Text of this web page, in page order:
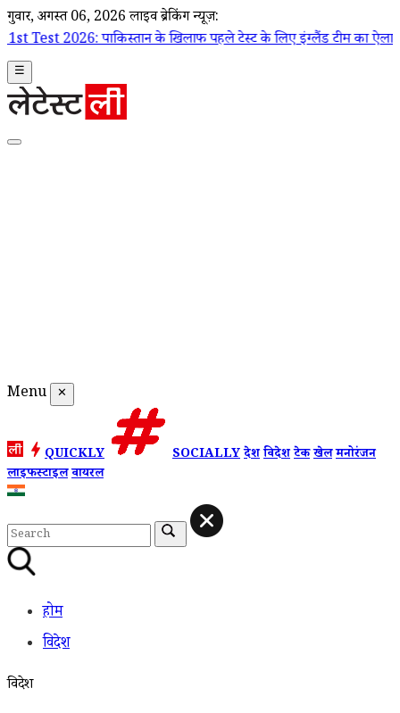
गुरूवार, अगस्त 06, 2026 लाइव ब्रेकिंग न्यूज़:
पाकिस्तान के खिलाफ पहले टेस्ट के लिए इंग्लैंड टीम का ऐलान, जो रूट
☰
Menu ✕
QUICKLY SOCIALLYदेशविदेशटेकखेलमनोरंजन
लाइफस्टाइलवायरल
होम
विदेश
विदेश